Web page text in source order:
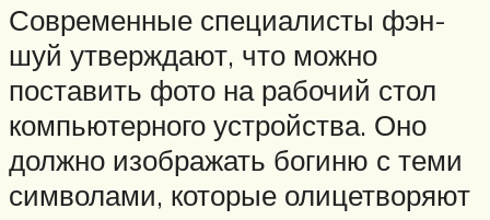
Современные специалисты фэн-
шуй утверждают, что можно
поставить фото на рабочий стол
компьютерного устройства. Оно
должно изображать богиню с теми
символами, которые олицетворяют